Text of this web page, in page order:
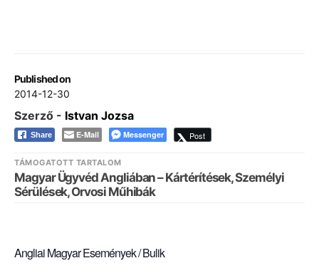
Published on
2014-12-30
Szerző - Istvan Jozsa
Share E-Mail Messenger Post
TÁMOGATOTT TARTALOM
Magyar Ügyvéd Angliában – Kártérítések, Személyi
Sérülések, Orvosi Műhibák
Angliai Magyar Események / Bulik